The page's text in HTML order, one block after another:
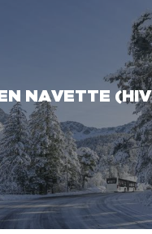
EN NAVETTE